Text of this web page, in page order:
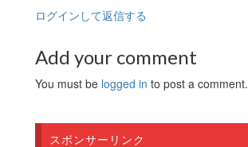
ログインして返信する
Add your comment
You must be logged in to post a comment.
スポンサーリンク